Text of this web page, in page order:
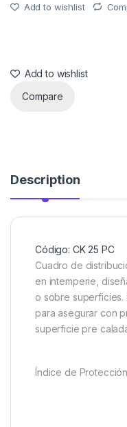
Add to wishlist
Add to wishlist
Compare
Description
Código: CK 25 PC
Cuadro de
en intemperie,
o sobre
para asegurar con
superficie pre
Índice de